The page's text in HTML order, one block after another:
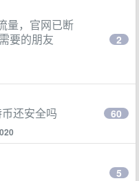
量，官网已断
要的朋友
2
还安全吗 60
5